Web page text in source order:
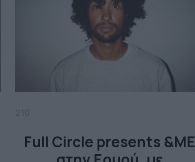
Full Circle presents &ME